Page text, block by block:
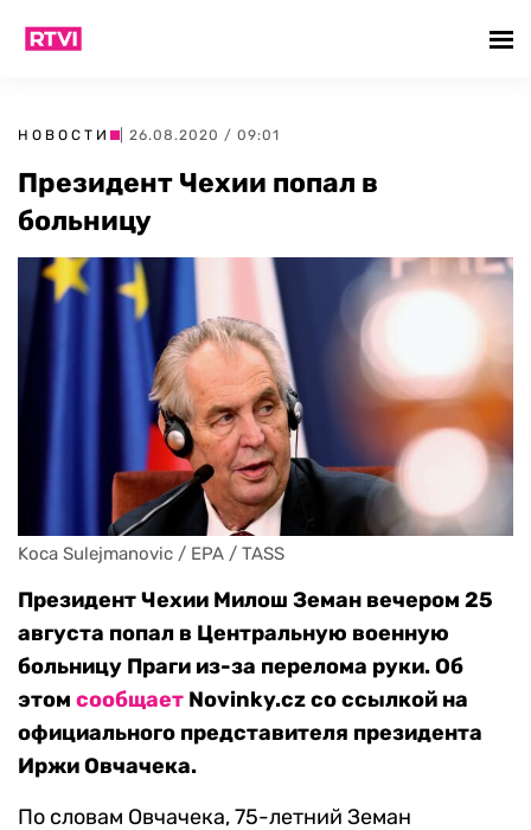
НОВОСТИ | 26.08.2020 / 09:01
Президент Чехии попал в
больницу
Koca Sulejmanovic / EPA / TASS
Президент Чехии Милош Земан вечером 25
августа попал в Центральную военную
больницу Праги из-за перелома руки. Об
этом сообщает Novinky.cz со ссылкой на
официального представителя президента
Иржи Овчачека.
По словам Овчачека, 75-летний Земан